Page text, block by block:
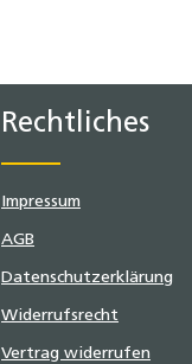
Rechtliches
Impressum
AGB
Datenschutzerklärung
Widerrufsrecht
Vertrag widerrufen